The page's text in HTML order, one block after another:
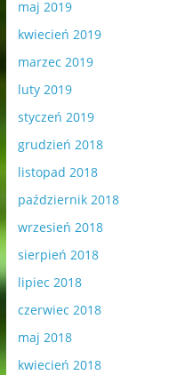
maj 2019
kwiecień 2019
marzec 2019
luty 2019
styczeń 2019
grudzień 2018
listopad 2018
październik 2018
wrzesień 2018
sierpień 2018
lipiec 2018
czerwiec 2018
maj 2018
kwiecień 2018